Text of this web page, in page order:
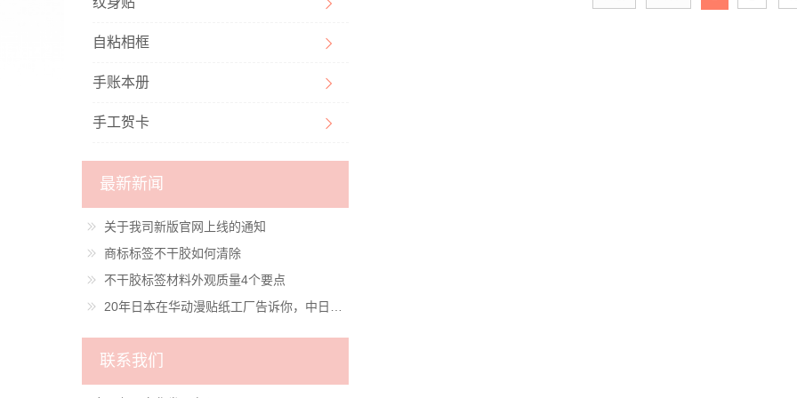
自粘相框
手账本册
手工贺卡
最新新闻
关于我司新版官网上线的通知
商标标签不干胶如何清除
不干胶标签材料外观质量4个要点
联系我们